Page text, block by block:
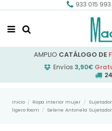
933 015 993
AMPLIO CATÁLOGO DE
Envíos 3,90€
Inicio Ropa interior mujer
ligero foam
Selene Antonela